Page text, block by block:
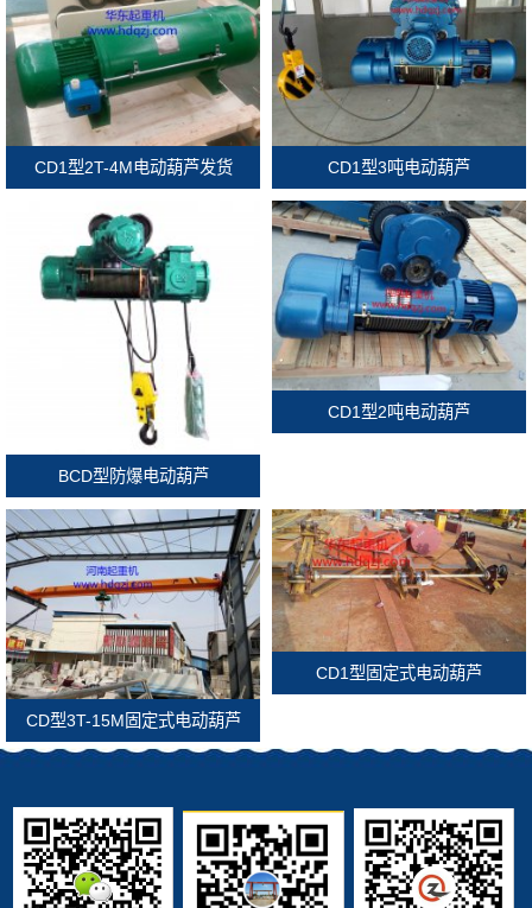
CD1型2T-4M电动葫芦发货 CD1型3吨电动葫芦
BCD型防爆电动葫芦
CD1型2吨电动葫芦
CD型3T-15M固定式电动葫芦
CD1型固定式电动葫芦